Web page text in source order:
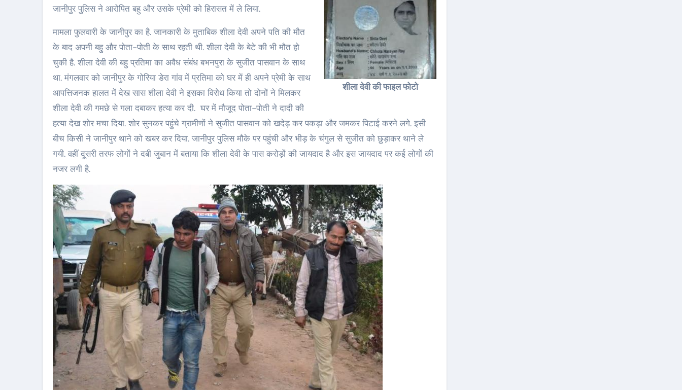
शीला देवी की फाइल फोटो
जानीपुर पुलिस ने आरोपित बहु और उसके प्रेमी को हिरासत में ले लिया.
मामला फुलवारी के जानीपुर का है. जानकारी के मुताबिक शीला देवी अपने पति की मौत
के बाद अपनी बहु और पोता-पोती के साथ रहती थी. शीला देवी के बेटे की भी मौत हो
चुकी है. शीला देवी की बहु प्रतिमा का अवैध संबंध बभनपुरा के सुजीत पासवान के साथ
था. मंगलवार को जानीपुर के गोरिया डेरा गांव में प्रतिमा को घर में ही अपने प्रेमी के साथ
आपत्तिजनक हालत में देख सास शीला देवी ने इसका विरोध किया तो दोनों ने मिलकर
शीला देवी की गमछे से गला दबाकर हत्या कर दी. घर में मौजूद पोता-पोती ने दादी की
हत्या देख शोर मचा दिया. शोर सुनकर पहुंचे ग्रामीणों ने सुजीत पासवान को खदेड़ कर पकड़ा और जमकर पिटाई करने लगे. इसी
बीच किसी ने जानीपुर थाने को खबर कर दिया. जानीपुर पुलिस मौके पर पहुंची और भीड़ के चंगुल से सुजीत को छुड़ाकर थाने ले
गयी. वहीं दूसरी तरफ लोगों ने दबी जुबान में बताया कि शीला देवी के पास करोड़ों की जायदाद है और इस जायदाद पर कई लोगों की
नजर लगी है.